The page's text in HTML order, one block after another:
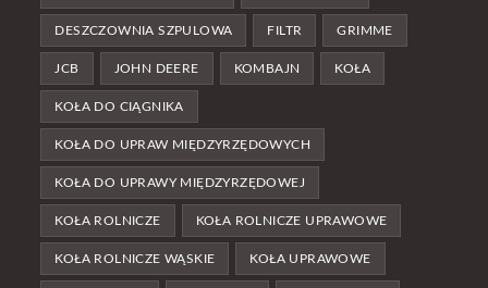
DESZCZOWNIA SZPULOWA FILTR GRIMME
JCB JOHN DEERE KOMBAJN KOŁA
KOŁA DO CIĄGNIKA
KOŁA DO UPRAW MIĘDZYRZĘDOWYCH
KOŁA DO UPRAWY MIĘDZYRZĘDOWEJ
KOŁA ROLNICZE KOŁA ROLNICZE UPRAWOWE
KOŁA ROLNICZE WĄSKIE KOŁA UPRAWOWE